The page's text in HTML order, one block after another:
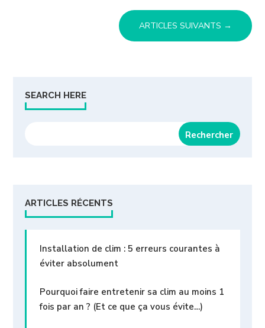
ARTICLES SUIVANTS →
SEARCH HERE
ARTICLES RÉCENTS
Installation de clim : 5 erreurs courantes à
éviter absolument
Pourquoi faire entretenir sa clim au moins 1
fois par an ? (Et ce que ça vous évite…)